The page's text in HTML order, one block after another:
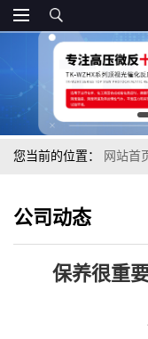
您当前的位置： 网站首
公司动态
保养很重